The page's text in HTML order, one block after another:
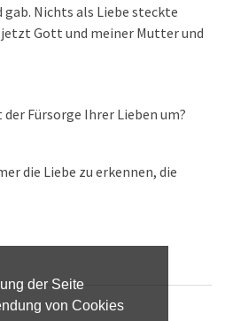
der Seite
von Cookies
Nichts als Liebe steckte
jetzt Gott und meiner Mutter und
der Fürsorge Ihrer Lieben um?
die Liebe zu erkennen, die